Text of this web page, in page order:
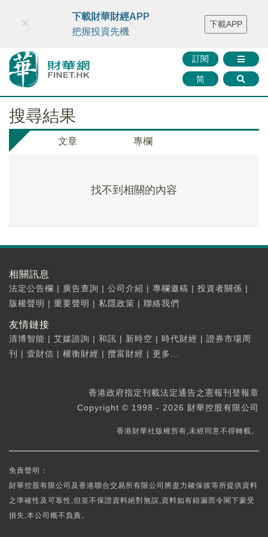
財華智庫網 FINTV FINMETA 財華證券 媒體矩陣
智庫沙龍
聯絡我們
訂閱
简
×
下載財華財經APP
把握投資先機
下載APP
搜尋結果
文章 專欄
找不到相關的內容
相關訊息
法定公告欄 | 廣告查詢 | 公司介紹 | 專欄邀稿 | 投資者關係 |
版權聲明 | 重要聲明 | 私隱政策 | 聯絡我們
友情鏈接
清博智能 | 艾媒諮詢 | 和訊 | 新時空 | 時代財經 | 證券市場周
刊
| 壹財信 | 權衡財經 | 攬富財經 | 更多...
香港政府指定刊載法定通告之憲報刊登報章
Copyright © 1998 - 2026 財華控股有限公司
香港財華社版權所有,未經同意不得轉載。
免責聲明：
財華控股有限公司及香港聯合交易所有限公司將盡力確保彼等所提供資料
之準確性及可靠性,但並不保證資料絕對無誤,資料如有錯漏而令閣下蒙受
損失,本公司概不負責。